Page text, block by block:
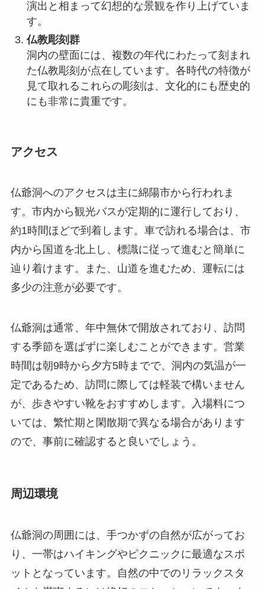
にも非常に貴重です。
アクセス
仏爺洞へのアクセスは主に綿陽市から行われま
内から国道を北上し、標識に従って進むと簡単に
多少の注意が必要です。
仏爺洞は通常、年中無休で開放されており、訪問
する季節を選ばずに楽しむことができます。営業
時間は朝9時から夕方5時までで、洞内の気温が一
定であるため、訪問に際しては軽装で構いません
いては、繁忙期と閑散期で異なる場合があります
ので、事前に確認すると良いでしょう。
周辺環境
仏爺洞の周囲には、手つかずの自然が広がってお
イムを満喫するには絶好のロケーションです。ま
きな人には見逃せない風景が広がっています。
近隣にはローカルなレストランや民宿が点在して